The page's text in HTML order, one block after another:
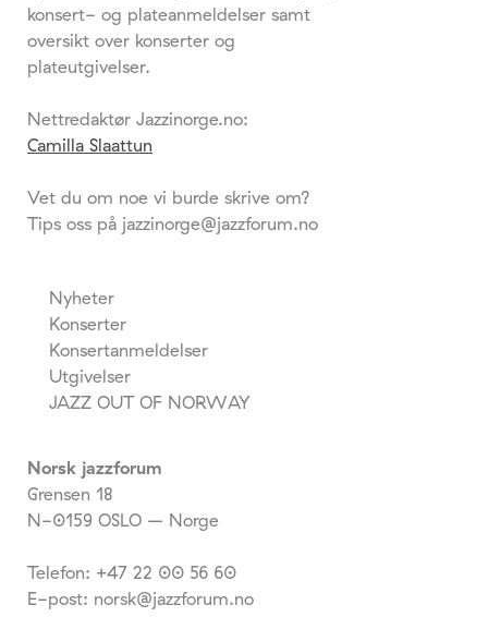
konsert- og plateanmeldelser samt
oversikt over konserter og
plateutgivelser.
Nettredaktør Jazzinorge.no:
Camilla Slaattun
Vet du om noe vi burde skrive om?
Tips oss på jazzinorge@jazzforum.no
Nyheter
Konserter
Konsertanmeldelser
Utgivelser
JAZZ OUT OF NORWAY
Norsk jazzforum
Grensen 18
N-0159 OSLO – Norge
Telefon: +47 22 00 56 60
E-post: norsk@jazzforum.no